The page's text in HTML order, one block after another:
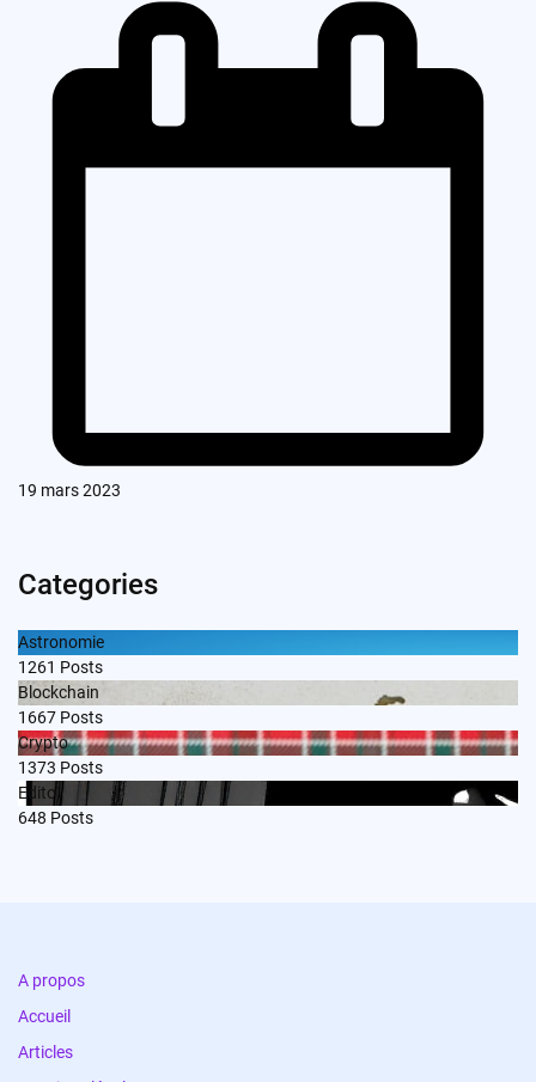
19 mars 2023
Categories
Astronomie
1261 Posts
Blockchain
1667 Posts
Crypto
1373 Posts
Edito
648 Posts
A propos
Accueil
Articles